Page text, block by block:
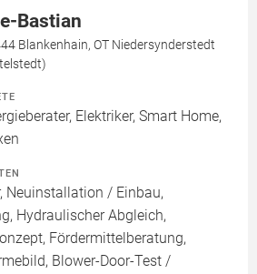
Bastian
Blankenhain, OT Niedersynderstedt
Elektriker, Smart Home,
Neuinstallation / Einbau,
Hydraulischer Abgleich,
Fördermittelberatung,
Blower-Door-Test /